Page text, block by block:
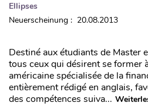
Ellipses
Neuerscheinung : 20.08.2013
Destiné aux étudiants de Master
tous ceux qui désirent se former
américaine spécialisée de la
entièrement rédigé en anglais,
des compétences suiva...